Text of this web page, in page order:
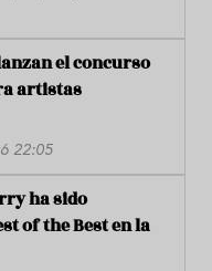
el concurso
artistas
22:05
ha sido
of the Best en la